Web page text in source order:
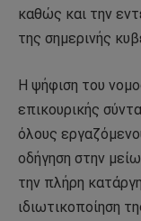
καθώς και την
της σημερινής
Η ψήφιση του
επικουρικής
όλους
οδήγηση στην
την πλήρη
ιδιωτικοποίηση